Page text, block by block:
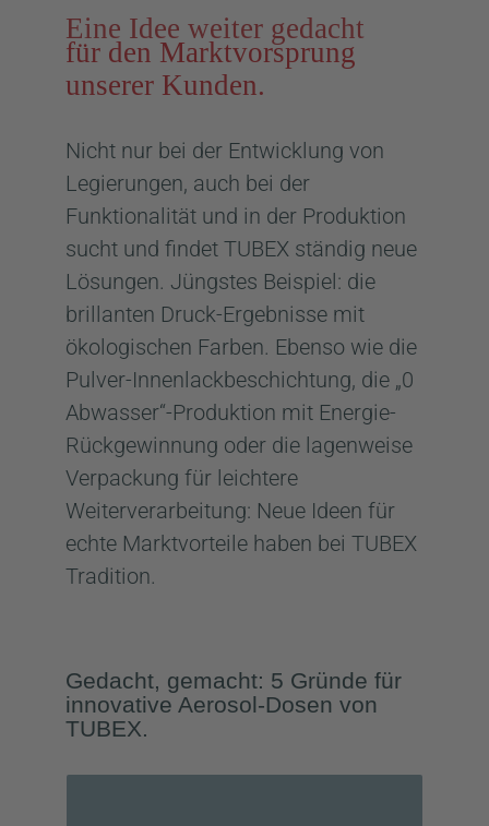
Eine Idee weiter gedacht
für den Marktvorsprung
unserer Kunden.
Nicht nur bei der Entwicklung von
Legierungen, auch bei der
Funktionalität und in der Produktion
sucht und findet TUBEX ständig neue
Lösungen. Jüngstes Beispiel: die
brillanten Druck-Ergebnisse mit
ökologischen Farben. Ebenso wie die
Pulver-Innenlackbeschichtung, die „0
Abwasser“-Produktion mit Energie-
Rückgewinnung oder die lagenweise
Verpackung für leichtere
Weiterverarbeitung: Neue Ideen für
echte Marktvorteile haben bei TUBEX
Tradition.
Gedacht, gemacht: 5 Gründe für
innovative Aerosol-Dosen von
TUBEX.